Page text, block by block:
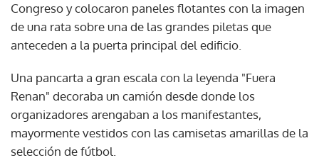
Congreso y colocaron paneles flotantes con la imagen
de una rata sobre una de las grandes piletas que
anteceden a la puerta principal del edificio.
Una pancarta a gran escala con la leyenda "Fuera
Renan" decoraba un camión desde donde los
organizadores arengaban a los manifestantes,
mayormente vestidos con las camisetas amarillas de la
selección de fútbol.